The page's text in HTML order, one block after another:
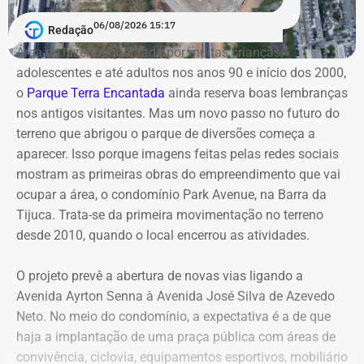
envolvidos permanecem no cargo — Jordão segue como
candidato — enquanto o processo não tiver uma decisão
definitiva.
Declarações de Fernando Jordão em 2026 — Foto:
Reprodução/Divulgacand
primeiro mandato na Câmara Municipal, declarou
patrimônio de R$ 130 mil, composto por dois veículos.
Em 2016, na reeleição, informou bens no valor de R$ 110
mil.
Já em 2020, quando disputou a Prefeitura de São João
de Meriti e foi derrotado, declarou patrimônio de R$ 270
mil, formado por R$ 200 mil em dinheiro em espécie e
uma caminhonete Mitsubishi Triton avaliada em R$ 70
mil.
Redação06/08/2026 15:17
Área de lazer frequentada por muitas crianças,
adolescentes e até adultos nos anos 90 e início dos 2000,
o Parque Terra Encantada ainda reserva boas lembranças
nos antigos visitantes. Mas um novo passo no futuro do
terreno que abrigou o parque de diversões começa a
aparecer. Isso porque imagens feitas pelas redes sociais
mostram as primeiras obras do empreendimento que vai
ocupar a área, o condomínio Park Avenue, na Barra da
Tijuca. Trata-se da primeira movimentação no terreno
desde 2010, quando o local encerrou as atividades.
O projeto prevê a abertura de novas vias ligando a
Avenida Ayrton Senna à Avenida José Silva de Azevedo
Neto. No meio do condomínio, a expectativa é a de que
haja a implantação de uma praça pública com áreas de
convivência, ciclovia, equipamentos esportivos, mobiliário